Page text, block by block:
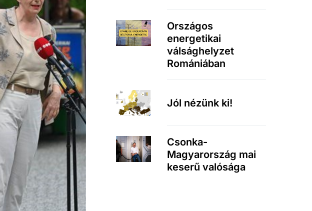
Országos
energetikai
válsághelyzet
Romániában
Jól nézünk ki!
Csonka-
Magyarország mai
keserű valósága